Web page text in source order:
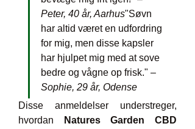
Peter, 40 år, Aarhus"Søvn
har altid været en udfordring
for mig, men disse kapsler
har hjulpet mig med at sove
Sophie, 29 år, Odense
Disse anmeldelser understreger,
hvordan
Natures Garden CBD